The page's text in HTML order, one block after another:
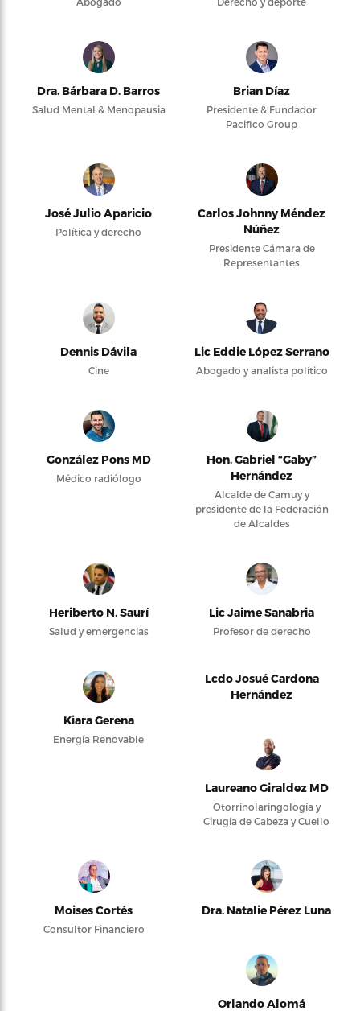
Dra. Bárbara D. Barros
Salud Mental & Menopausia
Brian Díaz
Presidente & Fundador
Pacifico Group
José Julio Aparicio
Política y derecho
Carlos Johnny Méndez
Núñez
Presidente Cámara de
Representantes
Dennis Dávila
Cine
Lic Eddie López Serrano
Abogado y analista político
González Pons MD
Médico radiólogo
Hon. Gabriel “Gaby”
Hernández
Alcalde de Camuy y
presidente de la Federación
de Alcaldes
Heriberto N. Saurí
Salud y emergencias
Lic Jaime Sanabria
Profesor de derecho
Kiara Gerena
Energía Renovable
Lcdo Josué Cardona
Hernández
Laureano Giraldez MD
Otorrinolaringología y
Cirugía de Cabeza y Cuello
Moises Cortés
Consultor Financiero
Dra. Natalie Pérez Luna
Orlando Alomá